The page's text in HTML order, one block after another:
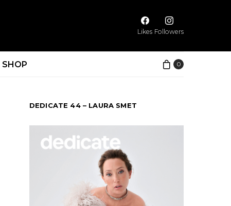
Likes Followers
SHOP 0
DEDICATE 44 – LAURA SMET